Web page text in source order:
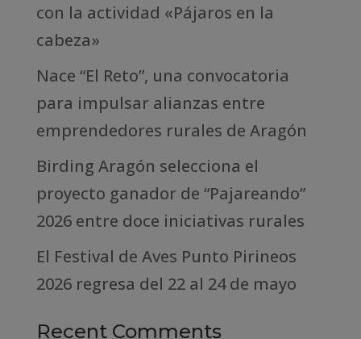
con la actividad «Pájaros en la
cabeza»
Nace “El Reto”, una convocatoria
para impulsar alianzas entre
emprendedores rurales de Aragón
Birding Aragón selecciona el
proyecto ganador de “Pajareando”
2026 entre doce iniciativas rurales
El Festival de Aves Punto Pirineos
2026 regresa del 22 al 24 de mayo
Recent Comments